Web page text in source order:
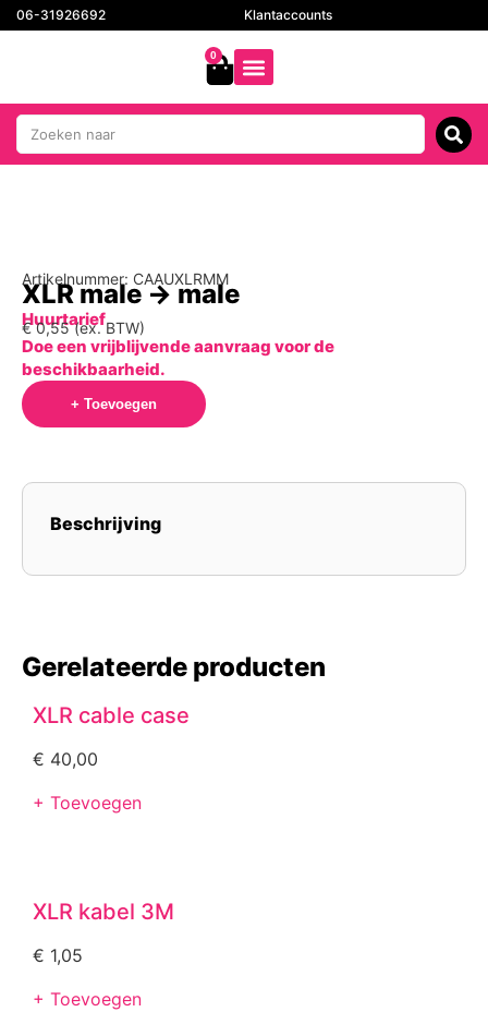
06-31926692 Klantaccounts
0
Artikelnummer: CAAUXLRMM
XLR male -> male
Huurtarief
€0,55(ex. BTW)
Doe een vrijblijvende aanvraag voor de
beschikbaarheid.
+ Toevoegen
Beschrijving
Gerelateerde producten
XLR cable case
€ 40,00
+ Toevoegen
XLR kabel 3M
€ 1,05
+ Toevoegen